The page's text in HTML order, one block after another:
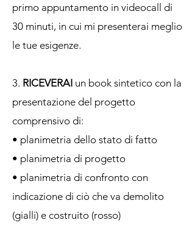
primo appuntamento in videocall di
30 minuti, in cui mi presenterai meglio
le tue esigenze.
3. RICEVERAI un book sintetico con la
presentazione del progetto
comprensivo di:
• planimetria dello stato di fatto
• planimetria di progetto
• planimetria di confronto con
indicazione di ciò che va demolito
(gialli) e costruito (rosso)